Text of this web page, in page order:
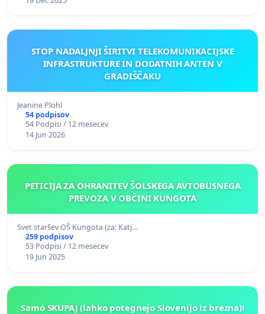
STOP NADALJNJI ŠIRITVI TELEKOMUNIKACIJSKE
INFRASTRUKTURE IN DODATNIH ANTEN V
GRADIŠČAKU
Jeanine Plohl
54 podpisov
54 Podpisi / 12 mesecev
14 Jun 2026
PETICIJA ZA OHRANITEV ŠOLSKEGA AVTOBUSNEGA
PREVOZA V OBČINI KUNGOTA
Svet staršev OŠ Kungota (za: Katj…
259 podpisov
53 Podpisi / 12 mesecev
19 Jun 2025
Samó SKUPAJ (lahko potegnejo Slovenijo iz brezna)!